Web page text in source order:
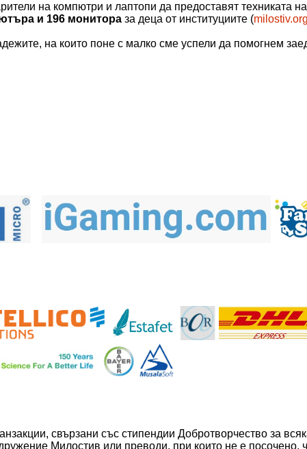
на компютри и лаптопи да предоставят техниката
и 196 монитора за деца от институциите (
на които поне с малко сме успели да помогнем
свързани със стипендии Добротворчество за
Милостив или преводи, при които не е посочено,